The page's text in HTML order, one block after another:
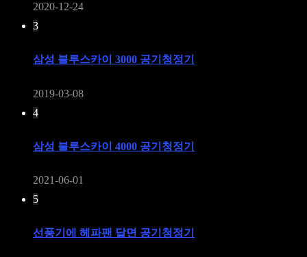
2020-12-24
3
삼성 블루스카이 3000 공기청정기
2019-03-08
4
삼성 블루스카이 4000 공기청정기
2021-06-01
5
선풍기에 헤파팬 달면 공기청정기